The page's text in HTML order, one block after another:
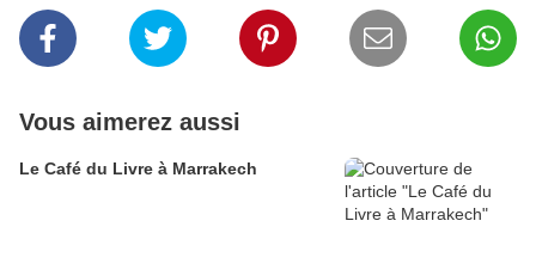
Vous aimerez aussi
Le Café du Livre à Marrakech